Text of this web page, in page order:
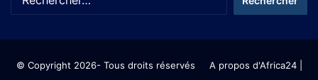
© Copyright 2026- Tous droits réservés A propos d'Africa24|